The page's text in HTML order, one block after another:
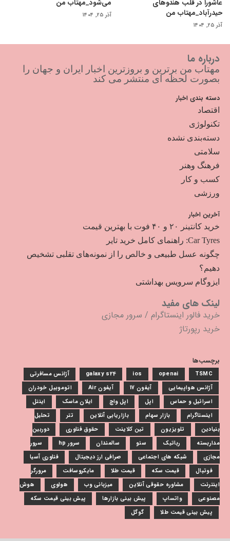
عاشورا در قلب هندوهای
حیدرآباد_مهتاب من
آذر ۲۵, ۱۴۰۴
می‌شود_مهتاب من
آذر ۲۵, ۱۴۰۴
درباره ما
مهتاب من برترین و بروزترین اخبار ایران و جهان را
بصورت لحظه ای منتشر می کند
دسته بندی اخبار
اقتصاد
تکنولوژی
دسته‌بندی نشده
سلامتی
فرهنگ وهنر
کسب و کار
ورزشی
آخرین اخبار
خرید کانتینر ۲۰ و ۴۰ فوت با بهترین قیمت
Car Tyres: راهنمای کامل خرید تایر
چگونه عسل طبیعی و خالص را از نمونه‌های تقلبی تشخیص
دهیم؟
ایزوگام سرویس بهداشتی
لینک های مفید
خرید فالور اینستاگرام / سرور مجازی
خرید رپورتاژ
برچسب‌ها
galaxy s24 ios openai TSMC
آژانس مسافرتی
آژانس هواپیمایی
آیفون 17 آیفون Air
اتوموبیل خودران
اسرائیل و حماس
اپل اپل واچ ایلان ماسک
اینتل
اینستاگرام
بازار سهام بازاریابی آنلاین تتر
تحلیل
بنیادین
تلویزیون تین کلاینت حقوق فناوری
دوربین
مداربسته
رباتیک سئو سالمندان سرور hp
سرور
مجازی
شبکه های اجتماعی صرافی ارز دیجیتال
فناوری آسیا
فوتبال
قیمت سکه قیمت طلا مایکروسافت
مرورگر
اینترنت
مشاوره حقوقی آنلاین میزبانی وب هواوی
هوش
مصنوعی
واتساپ پیش بینی بازارها
پیش بینی قیمت سکه
پیش بینی قیمت طلا
گوگل